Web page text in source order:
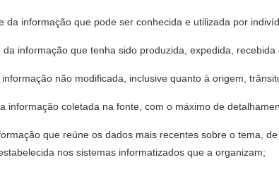
da informação que pode ser conhecida e utilizada por
informação que tenha sido produzida, expedida,
não modificada, inclusive quanto à origem,
informação coletada na fonte, com o máximo de
que reúne os dados mais recentes sobre o tema,
nos sistemas informatizados que a organizam;